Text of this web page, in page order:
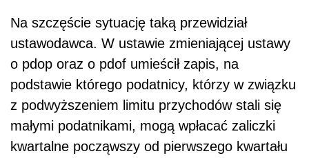
Na szczęście sytuację taką przewidział
ustawodawca. W ustawie zmieniającej ustawy
o pdop oraz o pdof umieścił zapis, na
podstawie którego podatnicy, którzy w związku
z podwyższeniem limitu przychodów stali się
małymi podatnikami, mogą wpłacać zaliczki
kwartalne począwszy od pierwszego kwartału